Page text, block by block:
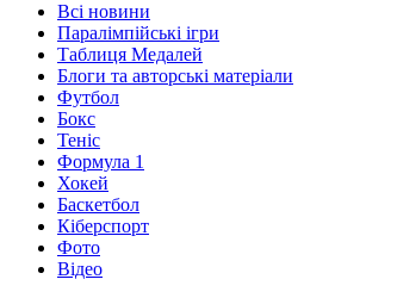
Всі новини
Паралімпійські ігри
Таблиця Медалей
Блоги та авторські матеріали
Футбол
Бокс
Теніс
Формула 1
Хокей
Баскетбол
Кіберспорт
Фото
Відео